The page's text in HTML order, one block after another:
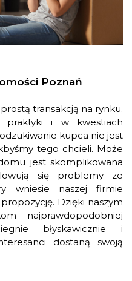
Poznań
transakcją na rynku.
praktyki i w kwestiach
kupca nie jest
tego chcieli. Może
jest skomplikowana
się problemy ze
wniesie naszej firmie
Dzięki naszym
najprawdopodobniej
błyskawicznie i
dostaną swoją